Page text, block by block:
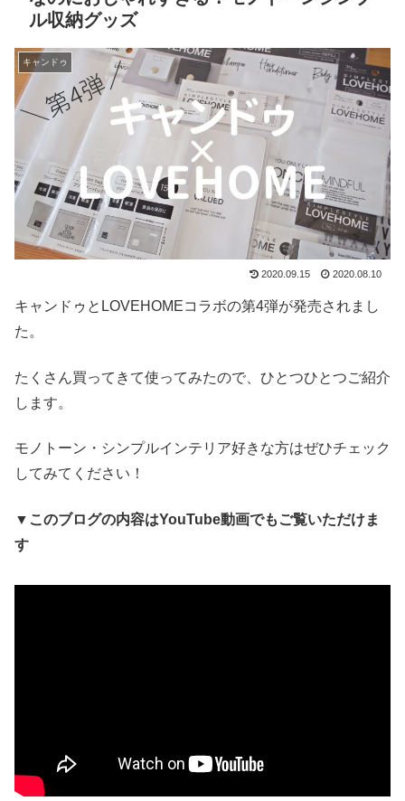
ル収納グッズ
キャンドゥ
2020.09.15 2020.08.10
キャンドゥとLOVEHOMEコラボの第4弾が発売されまし
た。
たくさん買ってきて使ってみたので、ひとつひとつご紹介
します。
モノトーン・シンプルインテリア好きな方はぜひチェック
してみてください！
▼このブログの内容はYouTube動画でもご覧いただけま
す